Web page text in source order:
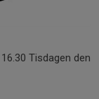
Tisdagen den